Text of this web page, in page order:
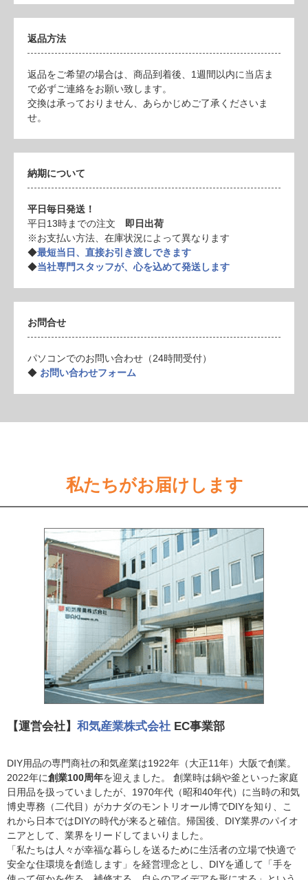
返品方法
返品をご希望の場合は、商品到着後、1週間以内に当店ま
で必ずご連絡をお願い致します。
交換は承っておりません、あらかじめご了承くださいま
せ。
納期について
平日毎日発送！
平日13時までの注文 即日出荷
※お支払い方法、在庫状況によって異なります
◆最短当日、直接お引き渡しできます
◆当社専門スタッフが、心を込めて発送します
お問合せ
パソコンでのお問い合わせ（24時間受付）
◆ お問い合わせフォーム
私たちがお届けします
【運営会社】 和気産業株式会社 EC事業部
DIY用品の専門商社の和気産業は1922年（大正11年）大阪で創業。
2022年に創業100周年を迎えました。 創業時は鍋や釜といった家庭
日用品を扱っていましたが、1970年代（昭和40年代）に当時の和気
博史専務（二代目）がカナダのモントリオール博でDIYを知り、こ
れから日本ではDIYの時代が来ると確信。帰国後、DIY業界のパイオ
ニアとして、業界をリードしてまいりました。
「私たちは人々が幸福な暮らしを送るために生活者の立場で快適で
安全な住環境を創造します」を経営理念とし、DIYを通して「手を